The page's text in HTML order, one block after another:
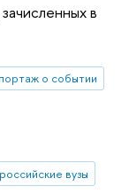
в
о событии
российские вузы